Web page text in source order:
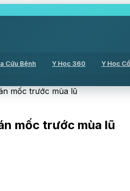
Cứu Bệnh Y Học 360 Y Học
mốc trước mùa lũ
mốc trước mùa lũ